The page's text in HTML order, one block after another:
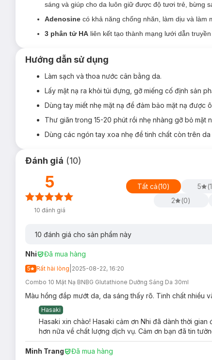
sáng và giúp cho da luôn giữ được độ tươi trẻ, bừng
Adenosine có khả năng chống nhăn, làm dịu và làm
3 phân tử HA liên kết tạo thành mạng lưới dẫn
Hướng dẫn sử dụng
Làm sạch và thoa nước cân bằng da.
Lấy mặt nạ ra khỏi túi đựng, gỡ miếng cố định sản
Dùng tay miết nhẹ mặt nạ để đảm bảo mặt nạ được
Thư giãn trong 15-20 phút rồi nhẹ nhàng gỡ bỏ mặt
Dùng các ngón tay xoa nhẹ để tinh chất còn trên
Đánh giá (10)
5
10 đánh giá
Tất cả(10) 5 (
2
(0)
10 đánh giá cho sản phẩm này
Nhi Đã mua hàng
5 Rất hài lòng 2025-08-22, 16:20
Combo 10 Mặt Nạ BNBG Glutathione Dưỡng Sáng Da 30ml
Màu hồng đắp mướt da, da sáng thấy rõ. Tinh chất nhiều
Hasaki
Hasaki xin chào! Hasaki cảm ơn Nhi đã dành thời
hơn nữa về chất lượng dịch vụ. Cảm ơn bạn đã tin
Minh Trang Đã mua hàng